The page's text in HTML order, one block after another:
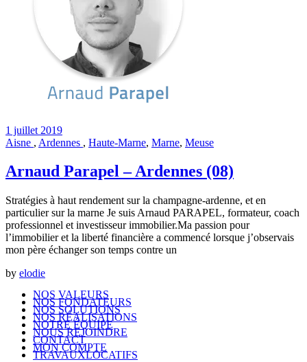
1 juillet 2019
Aisne , Ardennes , Haute-Marne, Marne, Meuse
Arnaud Parapel – Ardennes (08)
Stratégies à haut rendement sur la champagne-ardenne, et en
particulier sur la marne Je suis Arnaud PARAPEL, formateur, coach
professionnel et investisseur immobilier.Ma passion pour
l’immobilier et la liberté financière a commencé lorsque j’observais
mon père échanger son temps contre un
by elodie
NOS VALEURS
NOS FONDATEURS
NOS SOLUTIONS
NOS RÉALISATIONS
NOTRE ÉQUIPE
NOUS REJOINDRE
CONTACT
MON COMPTE
TRAVAUXLOCATIFS